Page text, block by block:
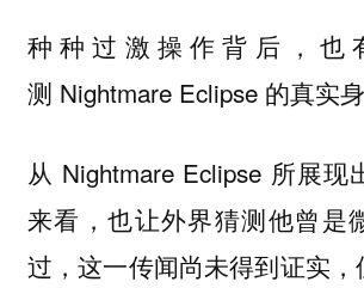
种种过激操作背后，也
测 Nightmare Eclipse 的真实身
从 Nightmare Eclipse 所展现
来看，也让外界猜测他曾是
过，这一传闻尚未得到证实